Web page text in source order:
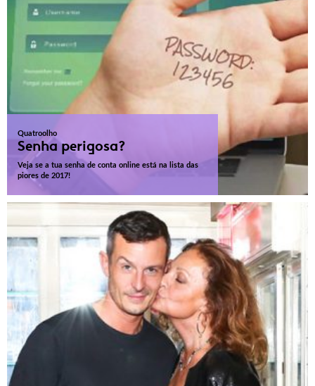
Quatroolho
Senha perigosa?
Veja se a tua senha de conta online está na lista das
piores de 2017!